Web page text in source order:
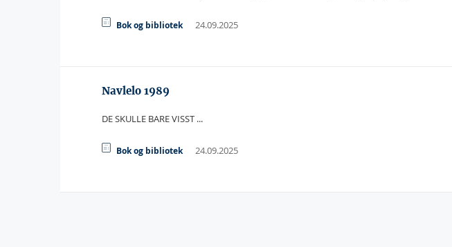
Bok og bibliotek 24.09.2025
Navlelo 1989
DE SKULLE BARE VISST ...
Bok og bibliotek 24.09.2025